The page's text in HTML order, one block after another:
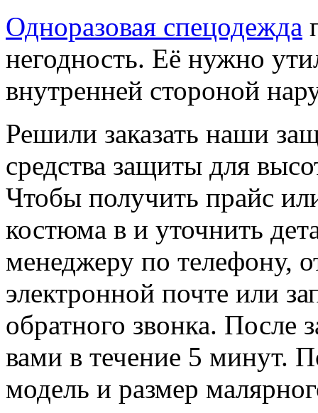
Одноразовая спецодежда
негодность. Её нужно
внутренней стороной
Решили заказать наши
средства защиты для
Чтобы получить прайс
костюма в и уточнить
менеджеру по телефону,
электронной почте или
обратного звонка. После
вами в течение 5 минут.
модель и размер